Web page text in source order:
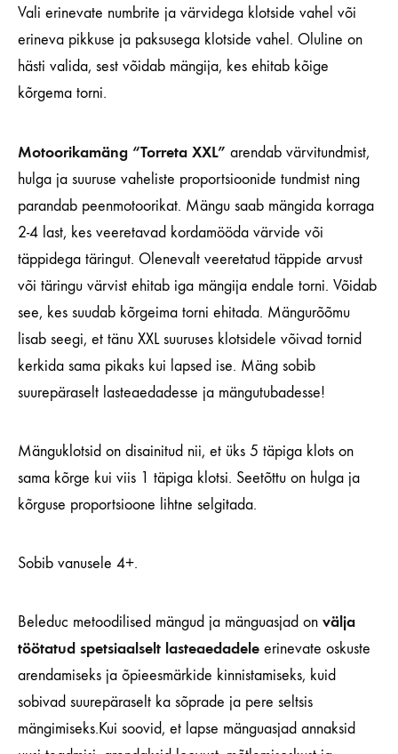
Vali erinevate numbrite ja värvidega klotside vahel või
erineva pikkuse ja paksusega klotside vahel. Oluline on
hästi valida, sest võidab mängija, kes ehitab kõige
kõrgema torni.
Motoorikamäng “Torreta XXL” arendab värvitundmist,
hulga ja suuruse vaheliste proportsioonide tundmist ning
parandab peenmotoorikat. Mängu saab mängida korraga
2-4 last, kes veeretavad kordamööda värvide või
täppidega täringut. Olenevalt veeretatud täppide arvust
või täringu värvist ehitab iga mängija endale torni. Võidab
see, kes suudab kõrgeima torni ehitada. Mängurõõmu
lisab seegi, et tänu XXL suuruses klotsidele võivad tornid
kerkida sama pikaks kui lapsed ise. Mäng sobib
suurepäraselt lasteaedadesse ja mängutubadesse!
Mänguklotsid on disainitud nii, et üks 5 täpiga klots on
sama kõrge kui viis 1 täpiga klotsi. Seetõttu on hulga ja
kõrguse proportsioone lihtne selgitada.
Sobib vanusele 4+.
Beleduc metoodilised mängud ja mänguasjad on välja
töötatud spetsiaalselt lasteaedadele erinevate oskuste
arendamiseks ja õpieesmärkide kinnistamiseks, kuid
sobivad suurepäraselt ka sõprade ja pere seltsis
mängimiseks.Kui soovid, et lapse mänguasjad annaksid